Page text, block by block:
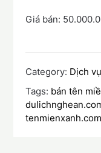
Giá bán:
Category: Dịch vụ
Tags: bán tên
tenmienxanh.com